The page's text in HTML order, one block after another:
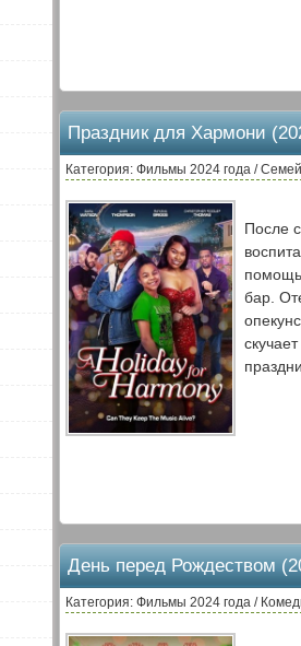
Праздник для Хармони
Категория: Фильмы 2024 года /
После
бар.
День перед Рождеством
Категория: Фильмы 2024 года /